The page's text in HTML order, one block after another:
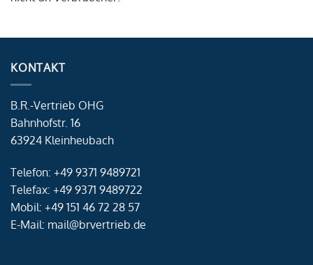
KONTAKT
B.R.-Vertrieb OHG
Bahnhofstr. 16
63924 Kleinheubach
Telefon: +49 9371 9489721
Telefax: +49 9371 9489722
Mobil: +49 151 46 72 28 57
E-Mail: mail@brvertrieb.de